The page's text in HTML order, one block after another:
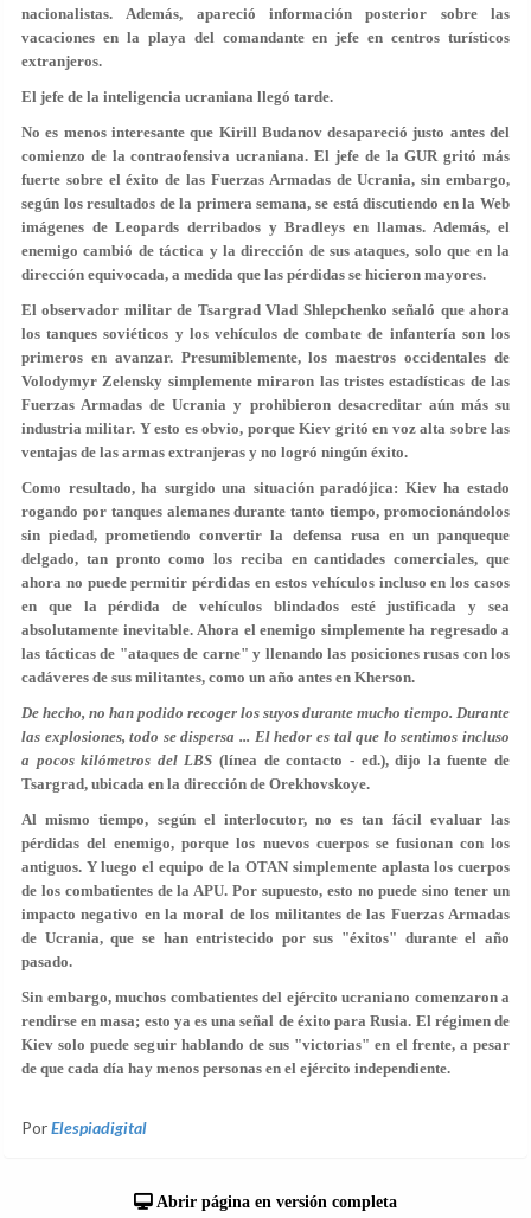
nacionalistas. Además, apareció información posterior sobre las
vacaciones en la playa del comandante en jefe en centros turísticos
extranjeros.
El jefe de la inteligencia ucraniana llegó tarde.
No es menos interesante que Kirill Budanov desapareció justo antes del
comienzo de la contraofensiva ucraniana. El jefe de la GUR gritó más
fuerte sobre el éxito de las Fuerzas Armadas de Ucrania, sin embargo,
según los resultados de la primera semana, se está discutiendo en la Web
imágenes de Leopards derribados y Bradleys en llamas. Además, el
enemigo cambió de táctica y la dirección de sus ataques, solo que en la
dirección equivocada, a medida que las pérdidas se hicieron mayores.
El observador militar de Tsargrad Vlad Shlepchenko señaló que ahora
los tanques soviéticos y los vehículos de combate de infantería son los
primeros en avanzar. Presumiblemente, los maestros occidentales de
Volodymyr Zelensky simplemente miraron las tristes estadísticas de las
Fuerzas Armadas de Ucrania y prohibieron desacreditar aún más su
industria militar. Y esto es obvio, porque Kiev gritó en voz alta sobre las
ventajas de las armas extranjeras y no logró ningún éxito.
Como resultado, ha surgido una situación paradójica: Kiev ha estado
rogando por tanques alemanes durante tanto tiempo, promocionándolos
sin piedad, prometiendo convertir la defensa rusa en un panqueque
delgado, tan pronto como los reciba en cantidades comerciales, que
ahora no puede permitir pérdidas en estos vehículos incluso en los casos
en que la pérdida de vehículos blindados esté justificada y sea
absolutamente inevitable. Ahora el enemigo simplemente ha regresado a
las tácticas de "ataques de carne" y llenando las posiciones rusas con los
cadáveres de sus militantes, como un año antes en Kherson.
De hecho, no han podido recoger los suyos durante mucho tiempo. Durante
las explosiones, todo se dispersa ... El hedor es tal que lo sentimos incluso
a pocos kilómetros del LBS (línea de contacto - ed.), dijo la fuente de
Tsargrad, ubicada en la dirección de Orekhovskoye.
Al mismo tiempo, según el interlocutor, no es tan fácil evaluar las
pérdidas del enemigo, porque los nuevos cuerpos se fusionan con los
antiguos. Y luego el equipo de la OTAN simplemente aplasta los cuerpos
de los combatientes de la APU. Por supuesto, esto no puede sino tener un
impacto negativo en la moral de los militantes de las Fuerzas Armadas
de Ucrania, que se han entristecido por sus "éxitos" durante el año
pasado.
Sin embargo, muchos combatientes del ejército ucraniano comenzaron a
rendirse en masa; esto ya es una señal de éxito para Rusia. El régimen de
Kiev solo puede seguir hablando de sus "victorias" en el frente, a pesar
de que cada día hay menos personas en el ejército independiente.
PorElespiadigital
Abrir página en versión completa